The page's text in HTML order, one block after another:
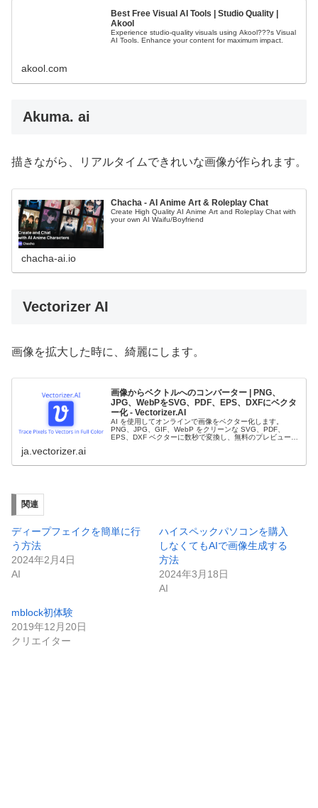
Best Free Visual AI Tools | Studio Quality |
Akool
Experience studio-quality visuals using Akool???s Visual
AI Tools. Enhance your content for maximum impact.
akool.com
Akuma. ai
描きながら、リアルタイムできれいな画像が作られます。
Chacha - AI Anime Art & Roleplay Chat
Create High Quality AI Anime Art and Roleplay Chat with
your own AI Waifu/Boyfriend
chacha-ai.io
Vectorizer AI
画像を拡大した時に、綺麗にします。
画像からベクトルへのコンバーター | PNG、
JPG、WebPをSVG、PDF、EPS、DXFにベクタ
ー化 - Vectorizer.AI
AI を使用してオンラインで画像をベクター化します。
PNG、JPG、GIF、WebP をクリーンな SVG、PDF、
EPS、DXF ベクターに数秒で変換し、無料のプレビューと
ja.vectorizer.ai
関連
ディープフェイクを簡単に行
う方法
2024年2月4日
AI
ハイスペックパソコンを購入
しなくてもAIで画像生成する
方法
2024年3月18日
AI
mblock初体験
2019年12月20日
クリエイター